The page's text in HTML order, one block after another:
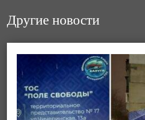
Другие новости